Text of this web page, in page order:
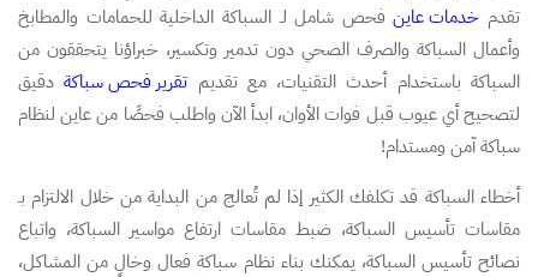
تقدم خدمات عاينفحص شامل لـ السباكة الداخلية للحمامات والمطابخ
وأعمال السباكة والصرف الصحي دون تدمير وتكسير، خبراؤنا يتحققون من
السباكة باستخدام أحدث التقنيات، مع تقديم تقرير فحص سباكةدقيق
لتصحيح أي عيوب قبل فوات الأوان، ابدأ الآن واطلب فحصًا من عاين لنظام
سباكة آمن ومستدام!
أخطاء السباكة قد تكلفك الكثير إذا لم تُعالج من البداية من خلال الالتزام بـ
مقاسات تأسيس السباكة، ضبط مقاسات ارتفاع مواسير السباكة، واتباع
نصائح تأسيس السباكة، يمكنك بناء نظام سباكة فعال وخالٍ من المشاكل،